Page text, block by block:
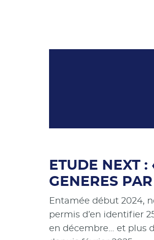
ETUDE NEXT
GENERES
Entamée début 2024,
permis d’en identifier
en décembre… et plus